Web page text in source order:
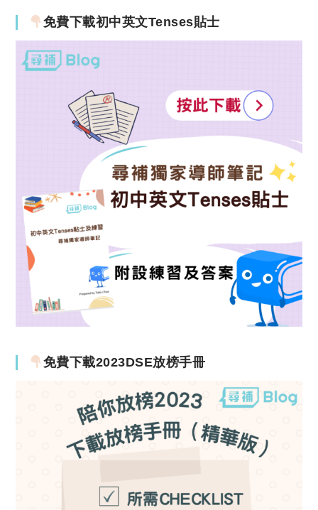
免費下載初中英文Tenses貼士
免費下載2023DSE放榜手冊